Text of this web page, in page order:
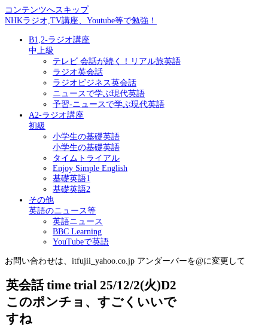
コンテンツへスキップ
NHKラジオ,TV講座、Youtube等で勉強！
B1,2-ラジオ講座
中上級
テレビ 会話が続く！リアル旅英語
ラジオ英会話
ラジオビジネス英会話
ニュースで学ぶ現代英語
予習-ニュースで学ぶ現代英語
A2-ラジオ講座
初級
小学生の基礎英語
小学生の基礎英語
タイムトライアル
Enjoy Simple English
基礎英語1
基礎英語2
その他
英語のニュース等
英語ニュース
BBC Learning
YouTubeで英語
お問い合わせは、itfujii_yahoo.co.jp アンダーバーを@に変更して
英会話 time trial 25/12/2(火)D2
このポンチョ、すごくいいで
すね